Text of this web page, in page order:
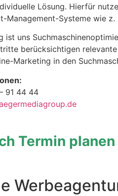
Lösung. Hierfür
Management-Systeme wie z.
ist uns
berücksichtigen
Marketing in den
91 44 44
Termin planen